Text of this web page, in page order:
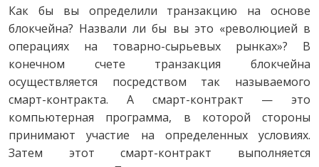
Как бы вы определили транзакцию на основе
блокчейна? Назвали ли бы вы это «революцией в
операциях на товарно-сырьевых рынках»? В
конечном счете транзакция блокчейна
осуществляется посредством так называемого
смарт-контракта. А смарт-контракт — это
компьютерная программа, в которой стороны
принимают участие на определенных условиях.
Затем этот смарт-контракт выполняется